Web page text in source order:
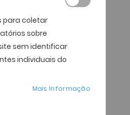
da Armação
de Lentes
para coletar
sobre
sem identificar
individuais do
Mais Informação